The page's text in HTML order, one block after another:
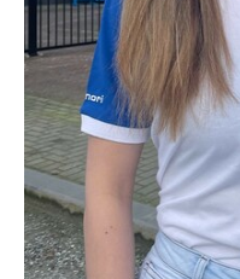
NRPS-Boegbeeld
Predicaten
Cornage
Röntgenonderzoek
WBSFH
Dekhengsten
Zoek een hengst